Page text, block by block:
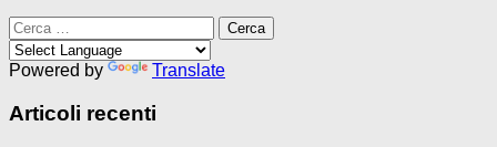
Ricerca
per:
Powered by
Translate
Articoli recenti